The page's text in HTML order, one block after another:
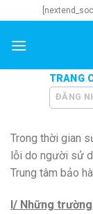
to
content
TRANG
ĐĂNG
Trong thời gian
lỗi do người sử
Trung tâm bảo
I/ Những